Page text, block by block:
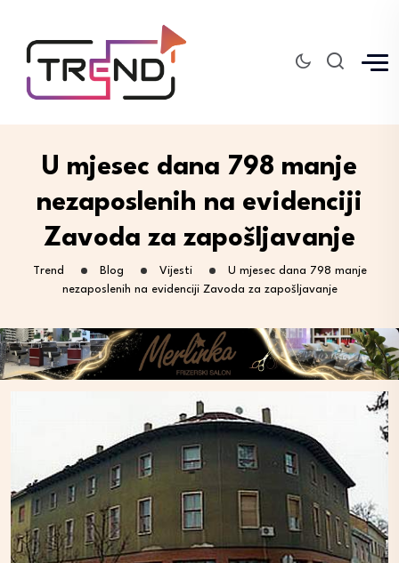
U mjesec dana 798 manje
nezaposlenih na evidenciji
Zavoda za zapošljavanje
Trend Blog Vijesti
U mjesec dana 798 manje
nezaposlenih na evidenciji Zavoda za zapošljavanje